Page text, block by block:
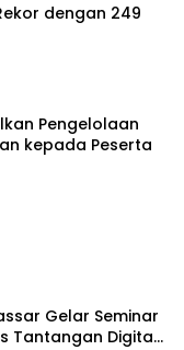
dengan 249
Pengelolaan
kepada Peserta
Gelar Seminar
Tantangan Digital